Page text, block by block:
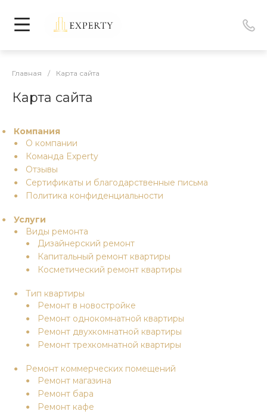
Главная / Карта сайта
Карта сайта
Компания
О компании
Команда Experty
Отзывы
Сертификаты и благодарственные письма
Политика конфиденциальности
Услуги
Виды ремонта
Дизайнерский ремонт
Капитальный ремонт квартиры
Косметический ремонт квартиры
Тип квартиры
Ремонт в новостройке
Ремонт однокомнатной квартиры
Ремонт двухкомнатной квартиры
Ремонт трехкомнатной квартиры
Ремонт коммерческих помещений
Ремонт магазина
Ремонт бара
Ремонт кафе